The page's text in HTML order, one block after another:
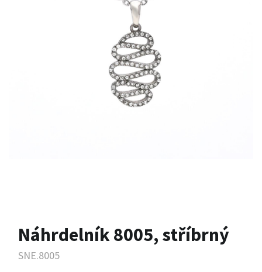
Náhrdelník 8005, stříbrný
SNE.8005